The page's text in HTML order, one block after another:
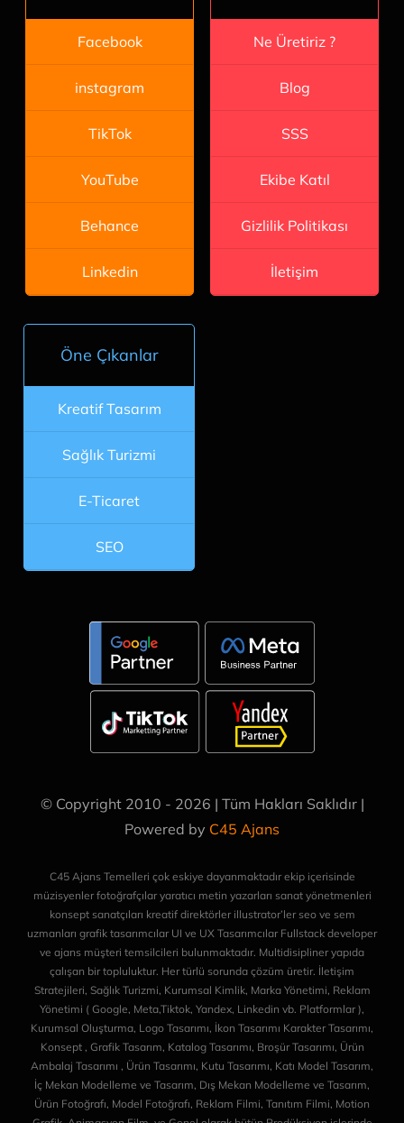
Facebook
instagram
TikTok
YouTube
Behance
Linkedin
Ne Üretiriz ?
Blog
SSS
Ekibe Katıl
Gizlilik Politikası
İletişim
Öne Çıkanlar
Kreatif Tasarım
Sağlık Turizmi
E-Ticaret
SEO
© Copyright 2010 - 2026 | Tüm Hakları Saklıdır |
Powered by C45 Ajans
C45 Ajans Temelleri çok eskiye dayanmaktadır ekip içerisinde
müzisyenler fotoğrafçılar yaratıcı metin yazarları sanat yönetmenleri
konsept sanatçıları kreatif direktörler illustrator’ler seo ve sem
uzmanları grafik tasarımcılar UI ve UX Tasarımcılar Fullstack developer
ve ajans müşteri temsilcileri bulunmaktadır. Multidisipliner yapıda
çalışan bir topluluktur. Her türlü sorunda çözüm üretir. İletişim
Stratejileri, Sağlık Turizmi, Kurumsal Kimlik, Marka Yönetimi, Reklam
Yönetimi ( Google, Meta,Tiktok, Yandex, Linkedin vb. Platformlar ),
Kurumsal Oluşturma, Logo Tasarımı, İkon Tasarımı Karakter Tasarımı,
Konsept , Grafik Tasarım, Katalog Tasarımı, Broşür Tasarımı, Ürün
Ambalaj Tasarımı , Ürün Tasarımı, Kutu Tasarımı, Katı Model Tasarım,
İç Mekan Modelleme ve Tasarım, Dış Mekan Modelleme ve Tasarım,
Ürün Fotoğrafı, Model Fotoğrafı, Reklam Filmi, Tanıtım Filmi, Motion